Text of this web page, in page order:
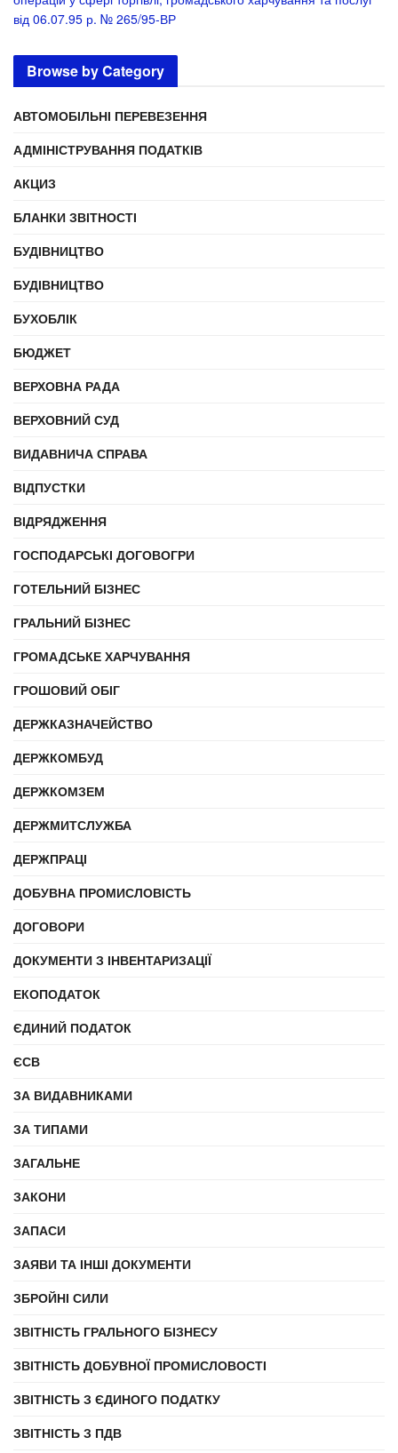
від 06.07.95 р. № 265/95-ВР
Browse by Category
АВТОМОБІЛЬНІ ПЕРЕВЕЗЕННЯ
АДМІНІСТРУВАННЯ ПОДАТКІВ
АКЦИЗ
БЛАНКИ ЗВІТНОСТІ
БУДІВНИЦТВО
БУДІВНИЦТВО
БУХОБЛІК
БЮДЖЕТ
ВЕРХОВНА РАДА
ВЕРХОВНИЙ СУД
ВИДАВНИЧА СПРАВА
ВІДПУСТКИ
ВІДРЯДЖЕННЯ
ГОСПОДАРСЬКІ ДОГОВОГРИ
ГОТЕЛЬНИЙ БІЗНЕС
ГРАЛЬНИЙ БІЗНЕС
ГРОМАДСЬКЕ ХАРЧУВАННЯ
ГРОШОВИЙ ОБІГ
ДЕРЖКАЗНАЧЕЙСТВО
ДЕРЖКОМБУД
ДЕРЖКОМЗЕМ
ДЕРЖМИТСЛУЖБА
ДЕРЖПРАЦІ
ДОБУВНА ПРОМИСЛОВІСТЬ
ДОГОВОРИ
ДОКУМЕНТИ З ІНВЕНТАРИЗАЦІЇ
ЕКОПОДАТОК
ЄДИНИЙ ПОДАТОК
ЄСВ
ЗА ВИДАВНИКАМИ
ЗА ТИПАМИ
ЗАГАЛЬНЕ
ЗАКОНИ
ЗАПАСИ
ЗАЯВИ ТА ІНШІ ДОКУМЕНТИ
ЗБРОЙНІ СИЛИ
ЗВІТНІСТЬ ГРАЛЬНОГО БІЗНЕСУ
ЗВІТНІСТЬ ДОБУВНОЇ ПРОМИСЛОВОСТІ
ЗВІТНІСТЬ З ЄДИНОГО ПОДАТКУ
ЗВІТНІСТЬ З ПДВ